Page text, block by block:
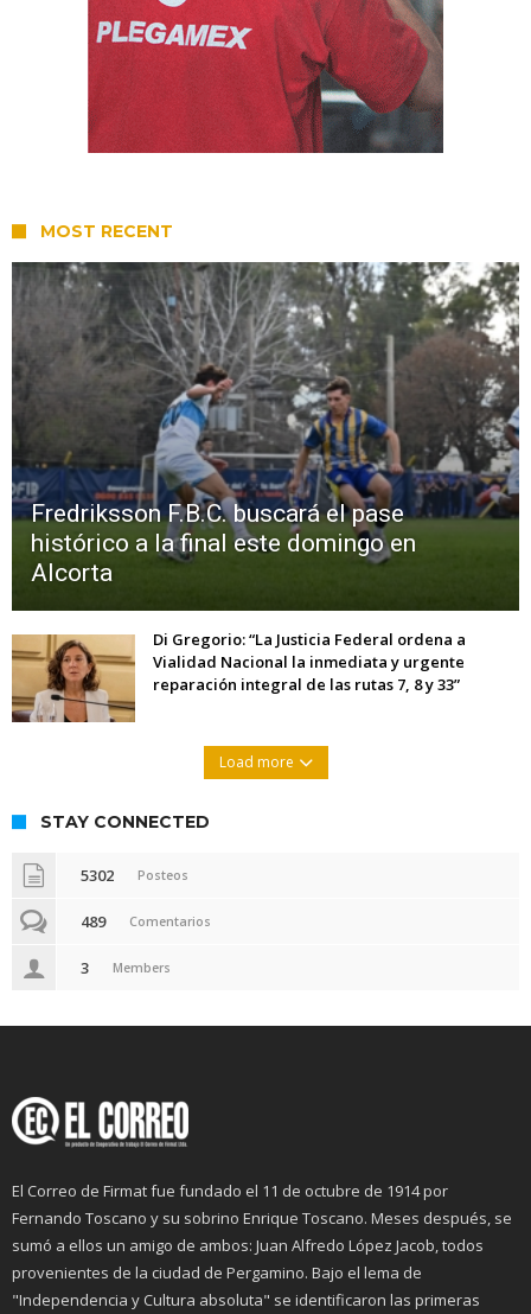
MOST RECENT
Fredriksson F.B.C. buscará el pase
histórico a la final este domingo en
Alcorta
Di Gregorio: “La Justicia Federal ordena a
Vialidad Nacional la inmediata y urgente
reparación integral de las rutas 7, 8 y 33”
Load more
STAY CONNECTED
5302 Posteos
489 Comentarios
3 Members
El Correo de Firmat fue fundado el 11 de octubre de 1914 por
Fernando Toscano y su sobrino Enrique Toscano. Meses después, se
sumó a ellos un amigo de ambos: Juan Alfredo López Jacob, todos
provenientes de la ciudad de Pergamino. Bajo el lema de
"Independencia y Cultura absoluta" se identificaron las primeras